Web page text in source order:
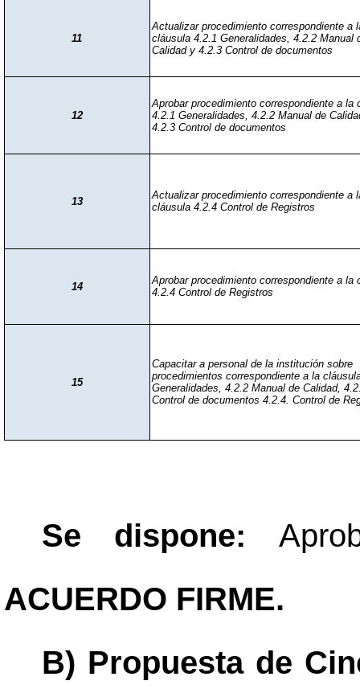
11
Actualizar procedimiento correspondiente a
cláusula 4.2.1 Generalidades, 4.2.2 Manual
Calidad y 4.2.3 Control de documentos
12
Aprobar procedimiento correspondiente a la
4.2.1 Generalidades, 4.2.2 Manual de
4.2.3 Control de documentos
13
Actualizar procedimiento correspondiente a
cláusula 4.2.4 Control de Registros
14
Aprobar procedimiento correspondiente a la
4.2.4 Control de Registros
15
Capacitar a personal de la institución sobre
procedimientos correspondiente a la
Generalidades, 4.2.2 Manual de Calidad,
Control de documentos 4.2.4. Control de
Se dispone:
ACUERDO FIRME.
B) Propuesta de